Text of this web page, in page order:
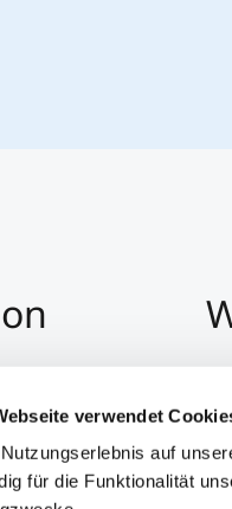
verwendet
auf
für die Funktionalität